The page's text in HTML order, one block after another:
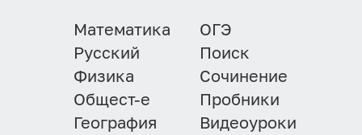
Математика
Русский
Физика
Общест-е
География
ОГЭ
Поиск
Сочинение
Пробники
Видеоуроки